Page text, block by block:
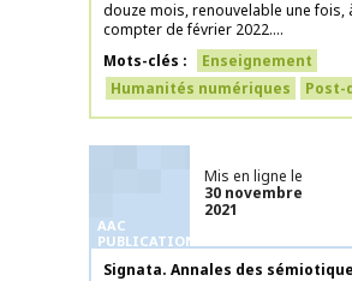
douze mois, renouvelable une fois,
compter de février 2022....
Mots-clés
Enseignement
Humanités numériques
Post-
AAC
PUBLICATIONS
Mis en ligne le
30 novembre
2021
Nom de la publication
Signata. Annales des